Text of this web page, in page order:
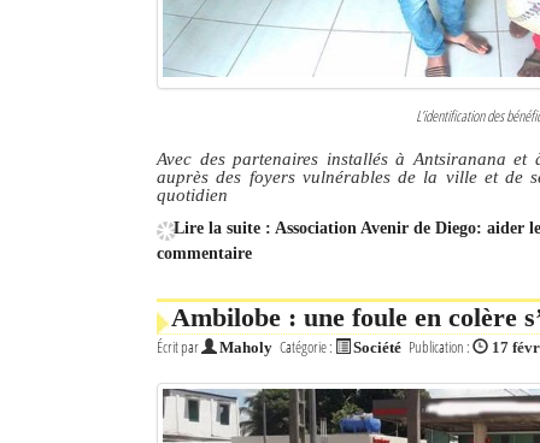
L’identification des
Avec des partenaires installés à Antsiranana et
auprès des foyers vulnérables de la ville et de
quotidien
Lire la suite : Association Avenir de Diego: aider
commentaire
Ambilobe : une foule en colère
Écrit par Maholy Catégorie : Société Publication : 17